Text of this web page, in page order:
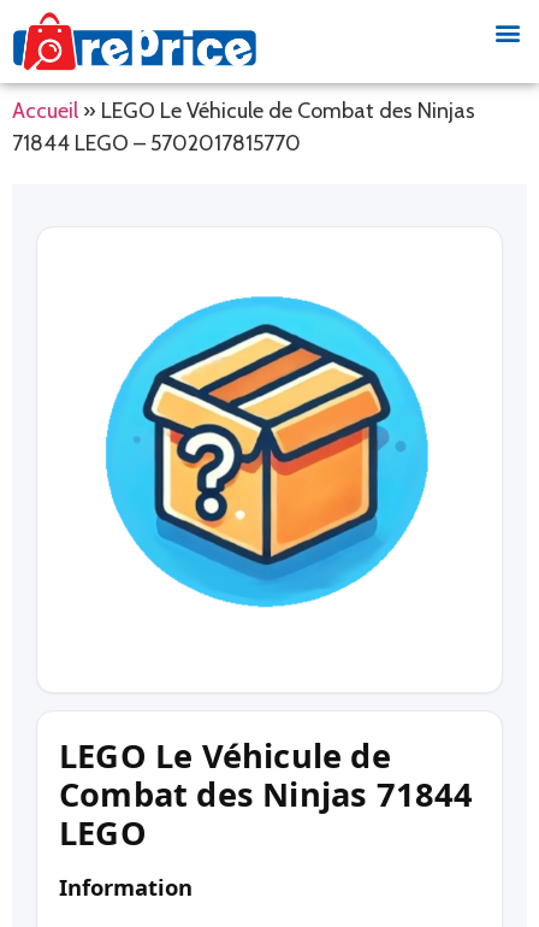
Accueil » LEGO Le Véhicule de Combat des Ninjas
71844 LEGO – 5702017815770
LEGO Le Véhicule de
Combat des Ninjas 71844
LEGO
Information